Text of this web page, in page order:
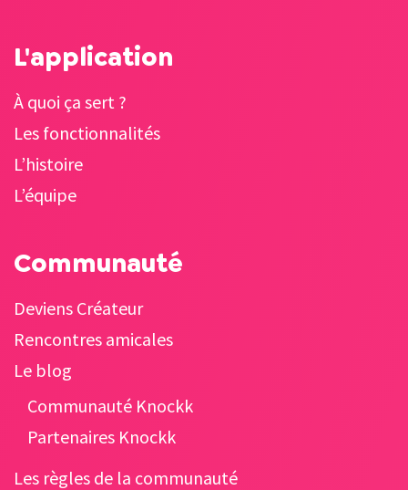
L'application
À quoi ça sert ?
Les fonctionnalités
L’histoire
L’équipe
Communauté
Deviens Créateur
Rencontres amicales
Le blog
Communauté Knockk
Partenaires Knockk
Les règles de la communauté